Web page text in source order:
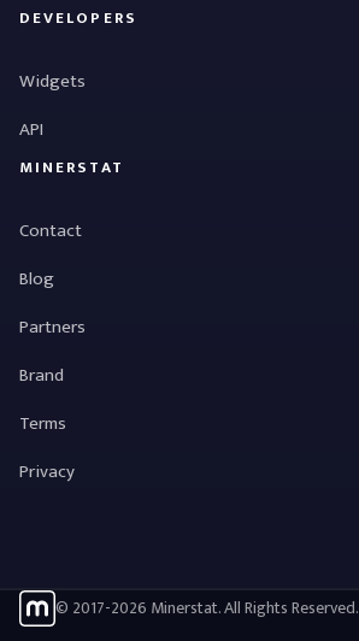
DEVELOPERS
Widgets
API
MINERSTAT
Contact
Blog
Partners
Brand
Terms
Privacy
© 2017-2026 Minerstat. All Rights Reserved.